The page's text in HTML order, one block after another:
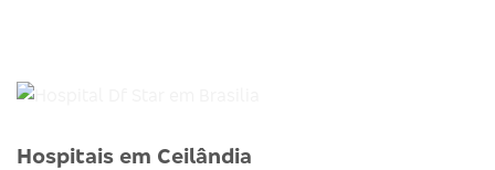
Hospitais em Ceilândia